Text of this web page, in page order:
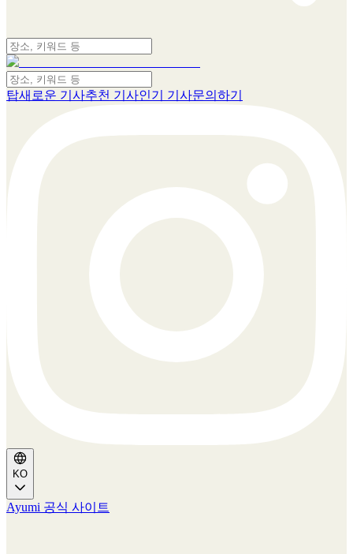
탑새로운 기사추천 기사인기 기사문의하기
KO
Ayumi 공식 사이트